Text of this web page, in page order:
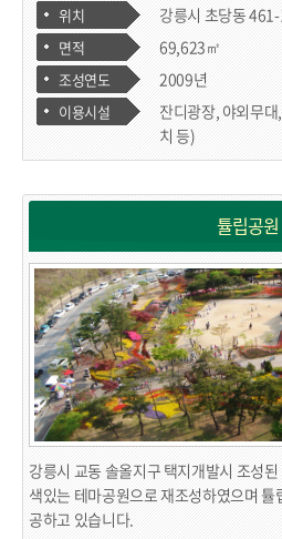
위치 강릉시 초당동
면적 69,623㎡
조성연도 2009년
이용시설
잔디광장, 야외무
치 등)
튤립공원
강릉시 교동 솔올지구 택지개발시 조성
색있는 테마공원으로 재조성하였으며 튤
공하고 있습니다.